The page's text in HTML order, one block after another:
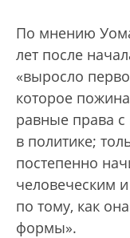
По мнению
лет после
«выросло
которое
равные права
в политике;
постепенно
человеческим
по тому, как
формы».